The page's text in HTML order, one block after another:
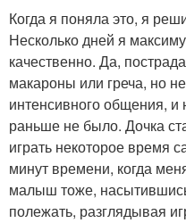
Когда я поняла это, я
Несколько дней я
качественно. Да,
макароны или греча, но
интенсивного общения, и
раньше не было. Дочка
играть некоторое время
минут времени, когда
малыш тоже,
полежать, разглядывая